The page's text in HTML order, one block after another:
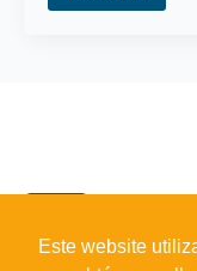
Este website